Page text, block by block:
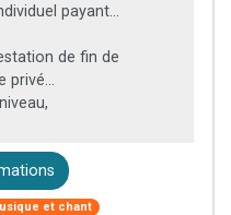
payant...
de fin de
privé...
et chant